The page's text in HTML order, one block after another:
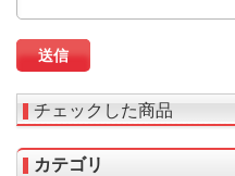
チェックした商品
カテゴリ